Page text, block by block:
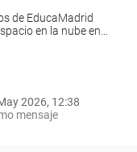
de EducaMadrid
en la nube en…
2026, 12:38
mensaje